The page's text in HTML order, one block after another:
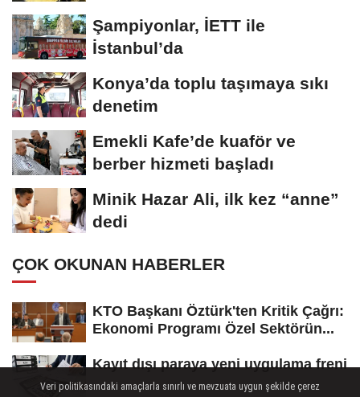
Şampiyonlar, İETT ile
İstanbul’da
Konya’da toplu taşımaya sıkı
denetim
Emekli Kafe’de kuaför ve
berber hizmeti başladı
Minik Hazar Ali, ilk kez “anne”
dedi
ÇOK OKUNAN HABERLER
KTO Başkanı Öztürk'ten Kritik Çağrı:
Ekonomi Programı Özel Sektörün...
Kayıt dışı paraya yeni uygulama freni
Veri politikasındaki amaçlarla sınırlı ve mevzuata uygun şekilde çerez